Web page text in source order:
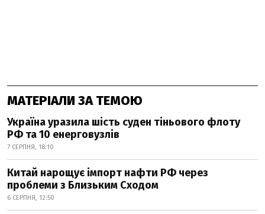
МАТЕРІАЛИ ЗА ТЕМОЮ
Україна уразила шість суден тіньового флоту
РФ та 10 енерговузлів
7 СЕРПНЯ, 18:10
Китай нарощує імпорт нафти РФ через
проблеми з Близьким Сходом
6 СЕРПНЯ, 12:50